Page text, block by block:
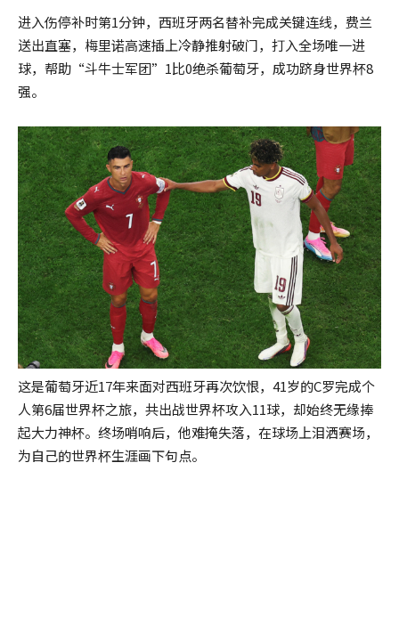
进入伤停补时第1分钟，西班牙两名替补完成关键连线，费兰
送出直塞，梅里诺高速插上冷静推射破门，打入全场唯一进
球，帮助“斗牛士军团”1比0绝杀葡萄牙，成功跻身世界杯8
强。
这是葡萄牙近17年来面对西班牙再次饮恨，41岁的C罗完成个
人第6届世界杯之旅，共出战世界杯攻入11球，却始终无缘捧
起大力神杯。终场哨响后，他难掩失落，在球场上泪洒赛场，
为自己的世界杯生涯画下句点。